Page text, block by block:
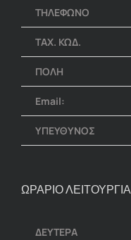
ΤΗΛΕΦΩΝΟ
ΤΑΧ. ΚΩΔ.
ΠΟΛΗ
Email:
ΥΠΕΥΘΥΝΟΣ
ΩΡΑΡΙΟ
ΔΕΥΤΕΡΑ